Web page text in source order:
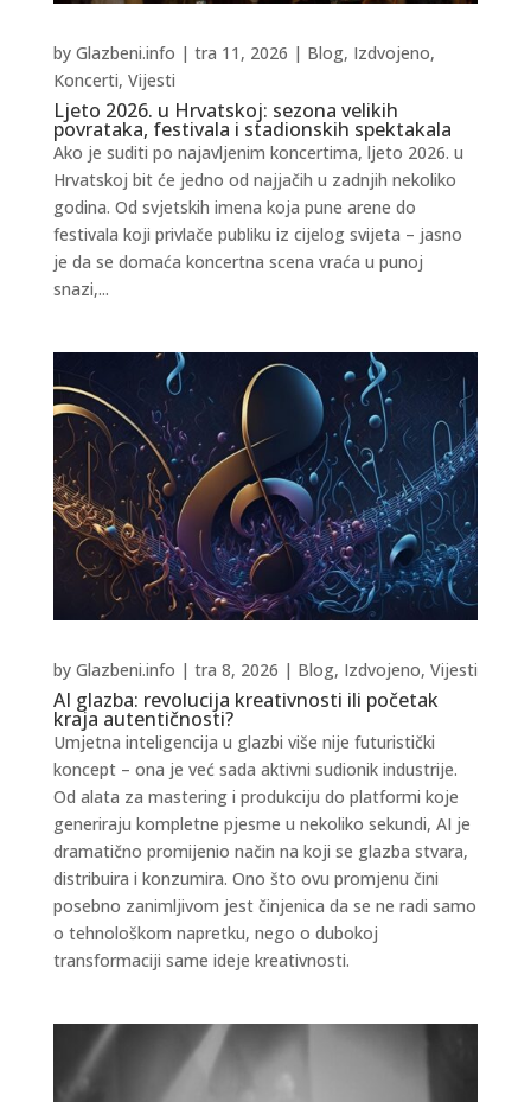
Ljeto 2026. u Hrvatskoj: sezona velikih
povrataka, festivala i stadionskih spektakala
by Glazbeni.info | tra 11, 2026 | Blog, Izdvojeno,
Koncerti, Vijesti
Ako je suditi po najavljenim koncertima, ljeto 2026. u
Hrvatskoj bit će jedno od najjačih u zadnjih nekoliko
godina. Od svjetskih imena koja pune arene do
festivala koji privlače publiku iz cijelog svijeta – jasno
je da se domaća koncertna scena vraća u punoj
snazi,...
AI glazba: revolucija kreativnosti ili početak
kraja autentičnosti?
by Glazbeni.info | tra 8, 2026 | Blog, Izdvojeno, Vijesti
Umjetna inteligencija u glazbi više nije futuristički
koncept – ona je već sada aktivni sudionik industrije.
Od alata za mastering i produkciju do platformi koje
generiraju kompletne pjesme u nekoliko sekundi, AI je
dramatično promijenio način na koji se glazba stvara,
distribuira i konzumira. Ono što ovu promjenu čini
posebno zanimljivom jest činjenica da se ne radi samo
o tehnološkom napretku, nego o dubokoj
transformaciji same ideje kreativnosti.